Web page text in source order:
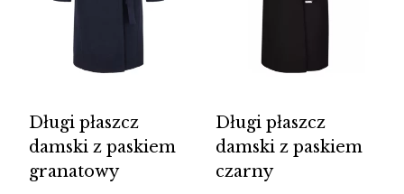
Długi płaszcz
damski z paskiem
granatowy
Długi płaszcz
damski z paskiem
czarny